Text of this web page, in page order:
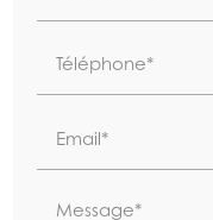
Téléphone*
Email*
Message*